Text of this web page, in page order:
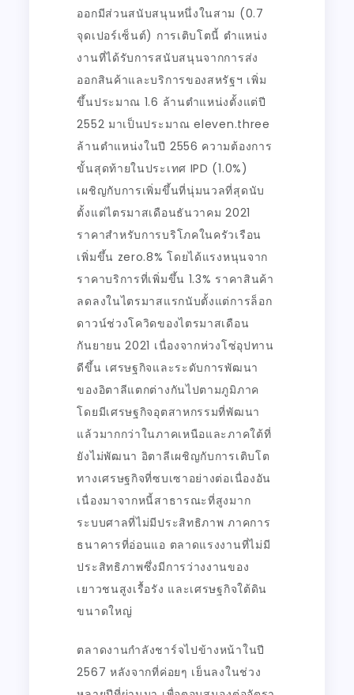
ออกมีส่วนสนับสนุนหนึ่งในสาม (0.7
จุดเปอร์เซ็นต์) การเติบโตนี้ ตำแหน่ง
งานที่ได้รับการสนับสนุนจากการส่ง
ออกสินค้าและบริการของสหรัฐฯ เพิ่ม
ขึ้นประมาณ 1.6 ล้านตำแหน่งตั้งแต่ปี
2552 มาเป็นประมาณ eleven.three
ล้านตำแหน่งในปี 2556 ความต้องการ
ขั้นสุดท้ายในประเทศ IPD (1.0%)
เผชิญกับการเพิ่มขึ้นที่นุ่มนวลที่สุดนับ
ตั้งแต่ไตรมาสเดือนธันวาคม 2021
ราคาสำหรับการบริโภคในครัวเรือน
เพิ่มขึ้น zero.8% โดยได้แรงหนุนจาก
ราคาบริการที่เพิ่มขึ้น 1.3% ราคาสินค้า
ลดลงในไตรมาสแรกนับตั้งแต่การล็อก
ดาวน์ช่วงโควิดของไตรมาสเดือน
กันยายน 2021 เนื่องจากห่วงโซ่อุปทาน
ดีขึ้น เศรษฐกิจและระดับการพัฒนา
ของอิตาลีแตกต่างกันไปตามภูมิภาค
โดยมีเศรษฐกิจอุตสาหกรรมที่พัฒนา
แล้วมากกว่าในภาคเหนือและภาคใต้ที่
ยังไม่พัฒนา อิตาลีเผชิญกับการเติบโต
ทางเศรษฐกิจที่ซบเซาอย่างต่อเนื่องอัน
เนื่องมาจากหนี้สาธารณะที่สูงมาก
ระบบศาลที่ไม่มีประสิทธิภาพ ภาคการ
ธนาคารที่อ่อนแอ ตลาดแรงงานที่ไม่มี
ประสิทธิภาพซึ่งมีการว่างงานของ
เยาวชนสูงเรื้อรัง และเศรษฐกิจใต้ดิน
ขนาดใหญ่
ตลาดงานกำลังชาร์จไปข้างหน้าในปี
2567 หลังจากที่ค่อยๆ เย็นลงในช่วง